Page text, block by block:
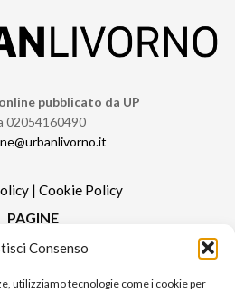
Consenso
utilizziamo tecnologie come i cookie per
pubblicato da UP
02054160490
| Cookie Policy
PAGINE
Redazione
Contatti